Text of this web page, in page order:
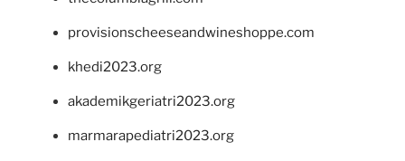
provisionscheeseandwineshoppe.com
khedi2023.org
akademikgeriatri2023.org
marmarapediatri2023.org